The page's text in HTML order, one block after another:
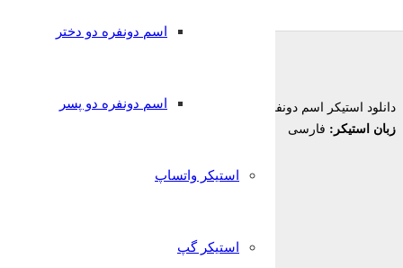
اسم دونفره دو دختر
اسم دونفره دو پسر
استیکر واتساپ
استیکر گپ
دانلود استیکر اسم دونفره
امیرحسین و حسنیه
زبان استیکر: فارسی